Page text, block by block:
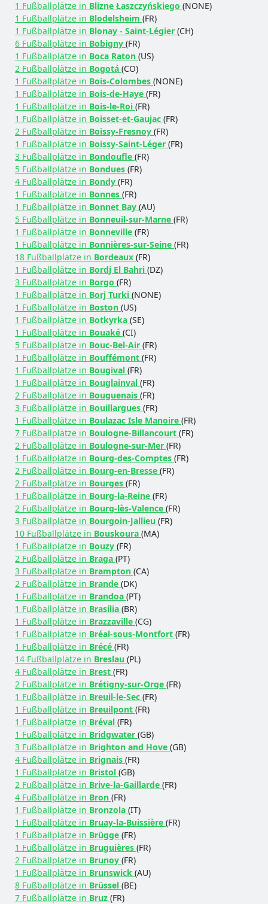
1 Fußballplätze in Blizne Łaszczyńskiego (NONE)
1 Fußballplätze in Blodelsheim (FR)
1 Fußballplätze in Blonay - Saint-Légier (CH)
6 Fußballplätze in Bobigny (FR)
1 Fußballplätze in Boca Raton (US)
2 Fußballplätze in Bogotá (CO)
1 Fußballplätze in Bois-Colombes (NONE)
1 Fußballplätze in Bois-de-Haye (FR)
1 Fußballplätze in Bois-le-Roi (FR)
1 Fußballplätze in Boisset-et-Gaujac (FR)
2 Fußballplätze in Boissy-Fresnoy (FR)
1 Fußballplätze in Boissy-Saint-Léger (FR)
3 Fußballplätze in Bondoufle (FR)
5 Fußballplätze in Bondues (FR)
4 Fußballplätze in Bondy (FR)
1 Fußballplätze in Bonnes (FR)
1 Fußballplätze in Bonnet Bay (AU)
5 Fußballplätze in Bonneuil-sur-Marne (FR)
1 Fußballplätze in Bonneville (FR)
1 Fußballplätze in Bonnières-sur-Seine (FR)
18 Fußballplätze in Bordeaux (FR)
1 Fußballplätze in Bordj El Bahri (DZ)
3 Fußballplätze in Borgo (FR)
1 Fußballplätze in Borj Turki (NONE)
1 Fußballplätze in Boston (US)
1 Fußballplätze in Botkyrka (SE)
1 Fußballplätze in Bouaké (CI)
5 Fußballplätze in Bouc-Bel-Air (FR)
1 Fußballplätze in Bouffémont (FR)
1 Fußballplätze in Bougival (FR)
1 Fußballplätze in Bouglainval (FR)
2 Fußballplätze in Bouguenais (FR)
3 Fußballplätze in Bouillargues (FR)
1 Fußballplätze in Boulazac Isle Manoire (FR)
7 Fußballplätze in Boulogne-Billancourt (FR)
2 Fußballplätze in Boulogne-sur-Mer (FR)
1 Fußballplätze in Bourg-des-Comptes (FR)
2 Fußballplätze in Bourg-en-Bresse (FR)
2 Fußballplätze in Bourges (FR)
1 Fußballplätze in Bourg-la-Reine (FR)
2 Fußballplätze in Bourg-lès-Valence (FR)
3 Fußballplätze in Bourgoin-Jallieu (FR)
10 Fußballplätze in Bouskoura (MA)
1 Fußballplätze in Bouzy (FR)
2 Fußballplätze in Braga (PT)
3 Fußballplätze in Brampton (CA)
2 Fußballplätze in Brande (DK)
1 Fußballplätze in Brandoa (PT)
1 Fußballplätze in Brasília (BR)
1 Fußballplätze in Brazzaville (CG)
1 Fußballplätze in Bréal-sous-Montfort (FR)
1 Fußballplätze in Brécé (FR)
14 Fußballplätze in Breslau (PL)
4 Fußballplätze in Brest (FR)
2 Fußballplätze in Brétigny-sur-Orge (FR)
1 Fußballplätze in Breuil-le-Sec (FR)
1 Fußballplätze in Breuilpont (FR)
1 Fußballplätze in Bréval (FR)
1 Fußballplätze in Bridgwater (GB)
3 Fußballplätze in Brighton and Hove (GB)
4 Fußballplätze in Brignais (FR)
1 Fußballplätze in Bristol (GB)
2 Fußballplätze in Brive-la-Gaillarde (FR)
4 Fußballplätze in Bron (FR)
1 Fußballplätze in Bronzola (IT)
1 Fußballplätze in Bruay-la-Buissière (FR)
1 Fußballplätze in Brügge (FR)
1 Fußballplätze in Bruguières (FR)
2 Fußballplätze in Brunoy (FR)
1 Fußballplätze in Brunswick (AU)
8 Fußballplätze in Brüssel (BE)
7 Fußballplätze in Bruz (FR)